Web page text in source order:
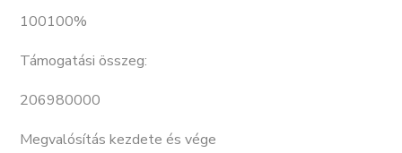
100100%
Támogatási összeg:
206980000
Megvalósítás kezdete és vége